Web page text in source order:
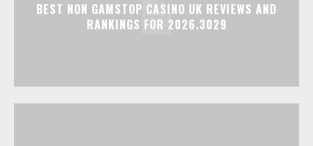
BEST NON GAMSTOP CASINO UK REVIEWS AND
RANKINGS FOR 2026.3029